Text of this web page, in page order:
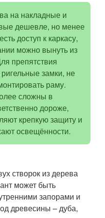
на накладные и
дешевле, но менее
доступ к каркасу,
можно вынуть из
препятствия
замки, не
раму.
сложны в
дороже,
крепкую защиту и
освещённости.
створок из дерева
может быть
запорами и
древесины – дуба,